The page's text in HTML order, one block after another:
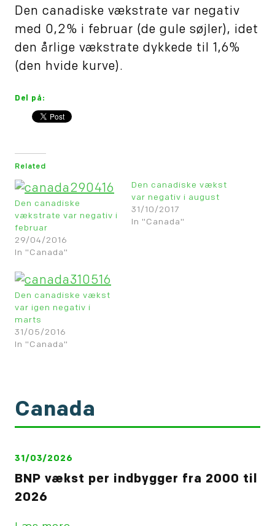
Den canadiske vækstrate var negativ
med 0,2% i februar (de gule søjler), idet
den årlige vækstrate dykkede til 1,6%
(den hvide kurve).
Del på:
Related
Den canadiske
vækstrate var negativ i
februar
29/04/2016
In "Canada"
Den canadiske vækst
var negativ i august
31/10/2017
In "Canada"
Den canadiske vækst
var igen negativ i
marts
31/05/2016
In "Canada"
Canada
31/03/2026
BNP vækst per indbygger fra 2000 til
2026